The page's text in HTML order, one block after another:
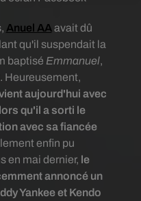
Anuel AAavait dû
qu'il suspendait la
baptisé Emmanuel,
Heureusement,
aujourd'hui avec
qu'il a sorti le
avec sa fiancée
enfin pu
en mai dernier, le
annoncé un
Yankee et Kendo